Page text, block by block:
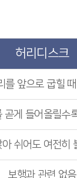
허리디스크
를 앞으로 굽힐
곧게 들어올릴수
쉬어도 여전히
보행과 관련 없음